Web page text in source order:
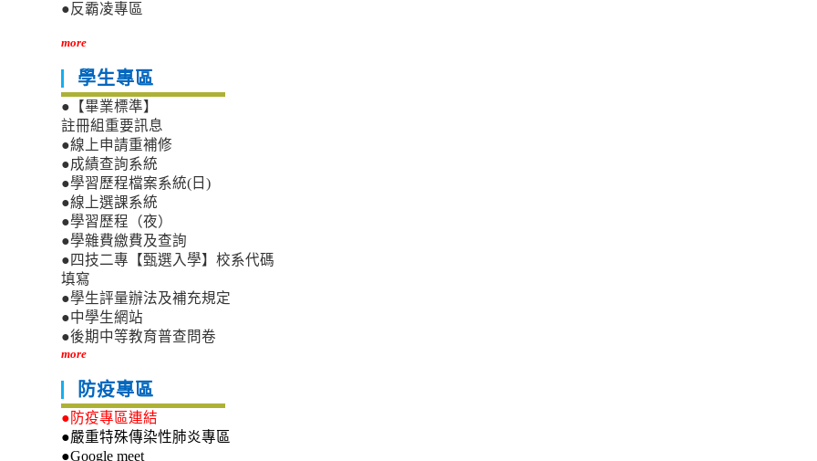
●反霸凌專區
more
學生專區
●【畢業標準】
註冊組重要訊息
●線上申請重補修
●成績查詢系統
●學習歷程檔案系統(日)
●線上選課系統
●學習歷程（夜）
●學雜費繳費及查詢
●四技二專【甄選入學】校系代碼
填寫
●學生評量辦法及補充規定
●中學生網站
●後期中等教育普查問卷
more
防疫專區
●防疫專區連結
●嚴重特殊傳染性肺炎專區
●Google meet